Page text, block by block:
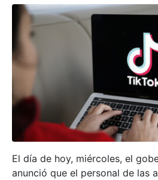
El día de hoy, miércoles, el
anunció que el personal de las